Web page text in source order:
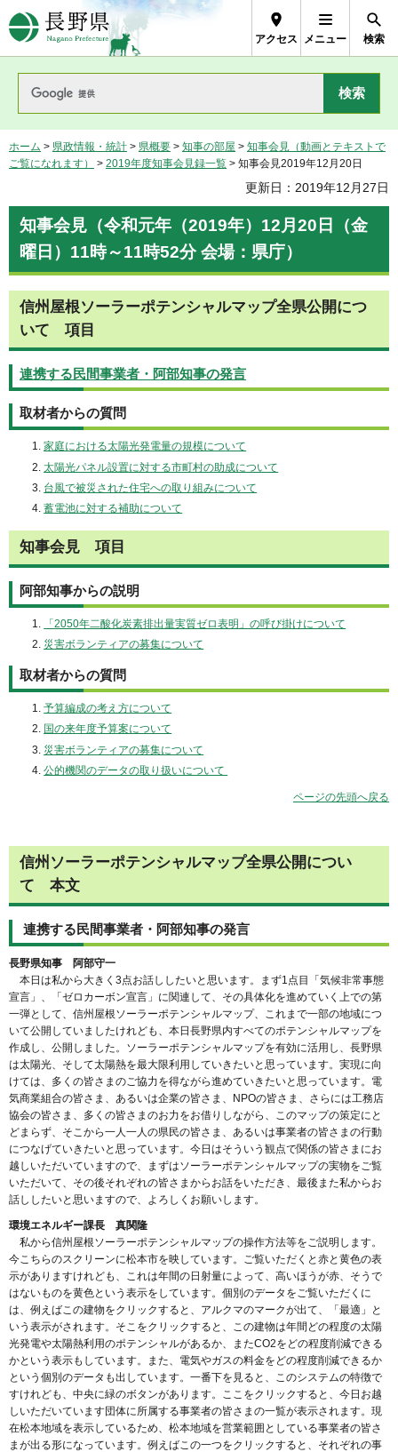
長野県Nagano Prefecture
アクセス メニュー 検索
ホーム > 県政情報・統計 > 県概要 > 知事の部屋 > 知事会見（動画とテキストで
ご覧になれます）
> 2019年度知事会見録一覧 > 知事会見2019年12月20日
更新日：2019年12月27日
知事会見（令和元年（2019年）12月20日（金
曜日）11時～11時52分 会場：県庁）
信州屋根ソーラーポテンシャルマップ全県公開につ
いて 項目
連携する民間事業者・阿部知事の発言
取材者からの質問
家庭における太陽光発電量の規模について
太陽光パネル設置に対する市町村の助成について
台風で被災された住宅への取り組みについて
蓄電池に対する補助について
知事会見 項目
阿部知事からの説明
「2050年二酸化炭素排出量実質ゼロ表明」の呼び掛けについて
災害ボランティアの募集について
取材者からの質問
予算編成の考え方について
国の来年度予算案について
災害ボランティアの募集について
公的機関のデータの取り扱いについて
ページの先頭へ戻る
信州ソーラーポテンシャルマップ全県公開につい
て 本文
連携する民間事業者・阿部知事の発言
長野県知事 阿部守一
本日は私から大きく3点お話ししたいと思います。まず1点目「気候非常事態
宣言」、「ゼロカーボン宣言」に関連して、その具体化を進めていく上での第
一弾として、信州屋根ソーラーポテンシャルマップ、これまで一部の地域につ
いて公開していましたけれども、本日長野県内すべてのポテンシャルマップを
作成し、公開しました。ソーラーポテンシャルマップを有効に活用し、長野県
は太陽光、そして太陽熱を最大限利用していきたいと思っています。実現に向
けては、多くの皆さまのご協力を得ながら進めていきたいと思っています。電
気商業組合の皆さま、あるいは企業の皆さま、NPOの皆さま、さらには工務店
協会の皆さま、多くの皆さまのお力をお借りしながら、このマップの策定にと
どまらず、そこから一人一人の県民の皆さま、あるいは事業者の皆さまの行動
につなげていきたいと思っています。今日はそういう観点で関係の皆さまにお
越しいただいていますので、まずはソーラーポテンシャルマップの実物をご覧
いただいて、その後それぞれの皆さまからお話をいただき、最後また私からお
話ししたいと思いますので、よろしくお願いします。
環境エネルギー課長 真関隆
私から信州屋根ソーラーポテンシャルマップの操作方法等をご説明します。
今こちらのスクリーンに松本市を映しています。ご覧いただくと赤と黄色の表
示がありますけれども、これは年間の日射量によって、高いほうが赤、そうで
はないものを黄色という表示をしています。個別のデータをご覧いただくに
は、例えばこの建物をクリックすると、アルクマのマークが出て、「最適」と
いう表示がされます。そこをクリックすると、この建物は年間どの程度の太陽
光発電や太陽熱利用のポテンシャルがあるか、またCO2をどの程度削減できる
かという表示もしています。また、電気やガスの料金をどの程度削減できるか
という個別のデータも出しています。一番下を見ると、このシステムの特徴で
すけれども、中央に緑のボタンがあります。ここをクリックすると、今日お越
しいただいています団体に所属する事業者の皆さまの一覧が表示されます。現
在松本地域を表示しているため、松本地域を営業範囲としている事業者の皆さ
まが出る形になっています。例えばこの一つをクリックすると、それぞれの事